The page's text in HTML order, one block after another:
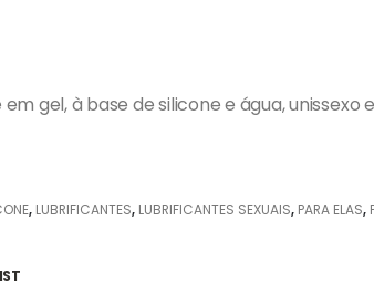
gel, à base de silicone e água, unissexo
, LUBRIFICANTES, LUBRIFICANTES SEXUAIS, PARA ELAS,